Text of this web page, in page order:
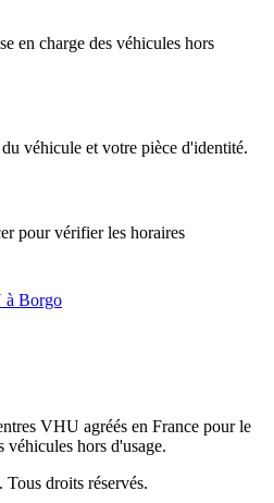
en charge des véhicules hors
véhicule et votre pièce d'identité.
pour vérifier les horaires
à Borgo
VHU agréés en France pour le
véhicules hors d'usage.
droits réservés.